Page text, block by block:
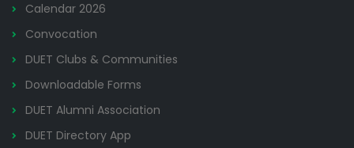
Calendar 2026
Convocation
DUET Clubs & Communities
Downloadable Forms
DUET Alumni Association
DUET Directory App